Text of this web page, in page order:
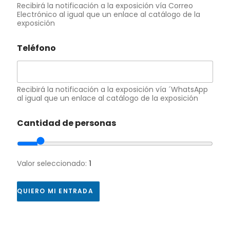
Recibirá la notificación a la exposición vía Correo
Electrónico al igual que un enlace al catálogo de la
exposición
Teléfono
Recibirá la notificación a la exposición vía ´WhatsApp
al igual que un enlace al catálogo de la exposición
Cantidad de personas
Valor seleccionado:1
QUIERO MI ENTRADA